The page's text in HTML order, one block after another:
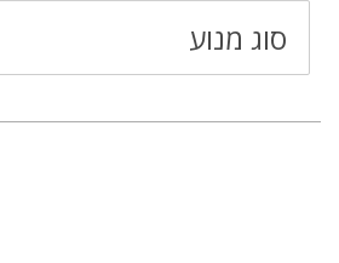
סוג מנוע